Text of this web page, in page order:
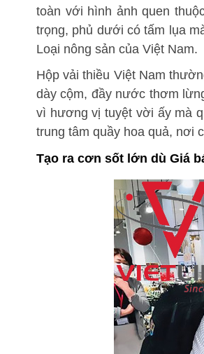
toàn với hình ảnh quen
trọng, phủ dưới có tấm lụa
Loại nông sản của Việt Nam.
Hộp vải thiều Việt Nam
dày cộm, đầy nước thơm
vì hương vị tuyệt vời ấy mà
trung tâm quầy hoa quả, nơi
Tạo ra cơn sốt lớn dù Giá